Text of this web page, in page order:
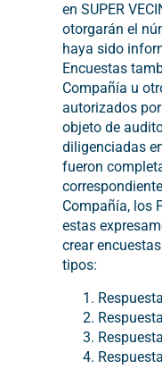
en SUPER
otorgarán el
haya sido
Encuestas
Compañía u
autorizados
objeto de
diligenciadas
fueron
Compañía, los
estas
crear
tipos: